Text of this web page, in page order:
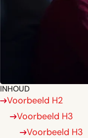
INHOUD
Voorbeeld H2
Voorbeeld H3
Voorbeeld H3